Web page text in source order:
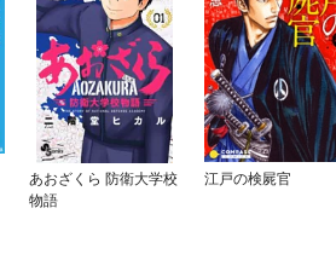
あおざくら 防衛大学校
物語
江戸の検屍官